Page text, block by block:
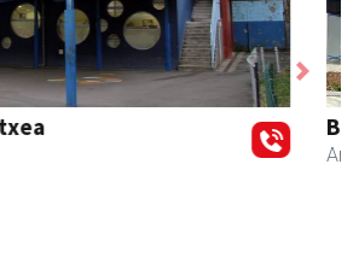
Next